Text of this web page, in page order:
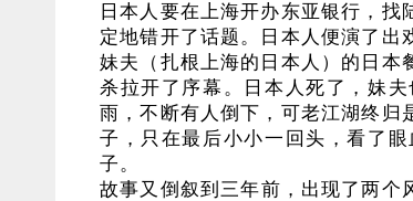
日本人要在上海开办东亚银行，
定地错开了话题。日本人便演了出
妹夫（扎根上海的日本人）的日本
杀拉开了序幕。日本人死了，妹
雨，不断有人倒下，可老江湖终归
子，只在最后小小一回头，看了
子。
故事又倒叙到三年前，出现了两